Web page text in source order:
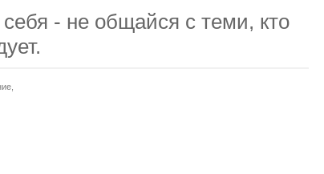
- не общайся с теми, кто